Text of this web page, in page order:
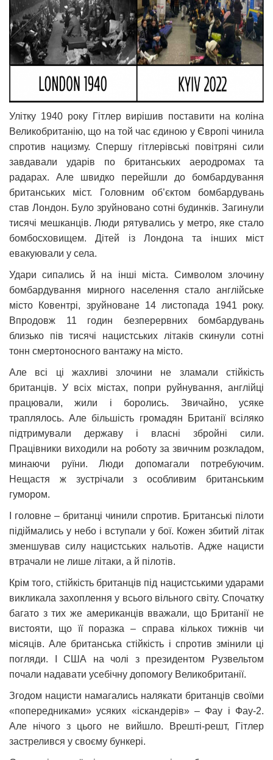
Улітку 1940 року Гітлер вирішив поставити на коліна
Великобританію, що на той час єдиною у Європі чинила
спротив нацизму. Спершу гітлерівські повітряні сили
завдавали ударів по британських аеродромах та
радарах. Але швидко перейшли до бомбардування
британських міст. Головним об’єктом бомбардувань
став Лондон. Було зруйновано сотні будинків. Загинули
тисячі мешканців. Люди рятувались у метро, яке стало
бомбосховищем. Дітей із Лондона та інших міст
евакуювали у села.
Удари сипались й на інші міста. Символом злочину
бомбардування мирного населення стало англійське
місто Ковентрі, зруйноване 14 листопада 1941 року.
Впродовж 11 годин безперервних бомбардувань
близько пів тисячі нацистських літаків скинули сотні
тонн смертоносного вантажу на місто.
Але всі ці жахливі злочини не зламали стійкість
британців. У всіх містах, попри руйнування, англійці
працювали, жили і боролись. Звичайно, усяке
траплялось. Але більшість громадян Британії всіляко
підтримували державу і власні збройні сили.
Працівники виходили на роботу за звичним розкладом,
минаючи руїни. Люди допомагали потребуючим.
Нещастя ж зустрічали з особливим британським
гумором.
І головне – британці чинили спротив. Британські пілоти
підіймались у небо і вступали у бої. Кожен збитий літак
зменшував силу нацистських нальотів. Адже нацисти
втрачали не лише літаки, а й пілотів.
Крім того, стійкість британців під нацистськими ударами
викликала захоплення у всього вільного світу. Спочатку
багато з тих же американців вважали, що Британії не
вистояти, що її поразка – справа кількох тижнів чи
місяців. Але британська стійкість і спротив змінили ці
погляди. І США на чолі з президентом Рузвельтом
почали надавати усебічну допомогу Великобританії.
Згодом нацисти намагались налякати британців своїми
«попередниками» усяких «іскандерів» – Фау і Фау-2.
Але нічого з цього не вийшло. Врешті-решт, Гітлер
застрелився у своєму бункері.